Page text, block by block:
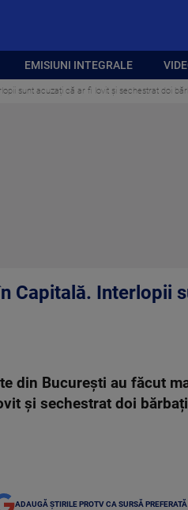
EMISIUNI INTEGRALE
sunt acuzați că ar fi lovit și sechestrat doi
Capitală. Interlopii
din Bucureşti au făcut
și sechestrat doi
ADAUGĂ ȘTIRILE PROTV CA SURSĂ PREFERATĂ